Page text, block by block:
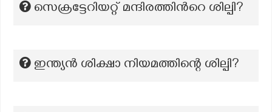
സെക്രട്ടേറിയറ്റ് മന്ദിരത്തിന്‍റെ ശില്പി?
ഇന്ത്യൻ ശിക്ഷാ നിയമത്തിന്റെ ശില്പി?